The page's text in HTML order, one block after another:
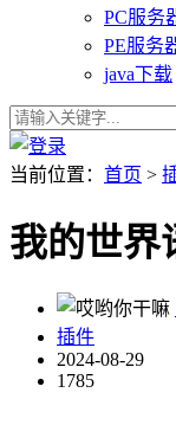
PC服务
PE服务
java下载
当前位置： 首页 >
我的世界
插件
2024-08-29
1785